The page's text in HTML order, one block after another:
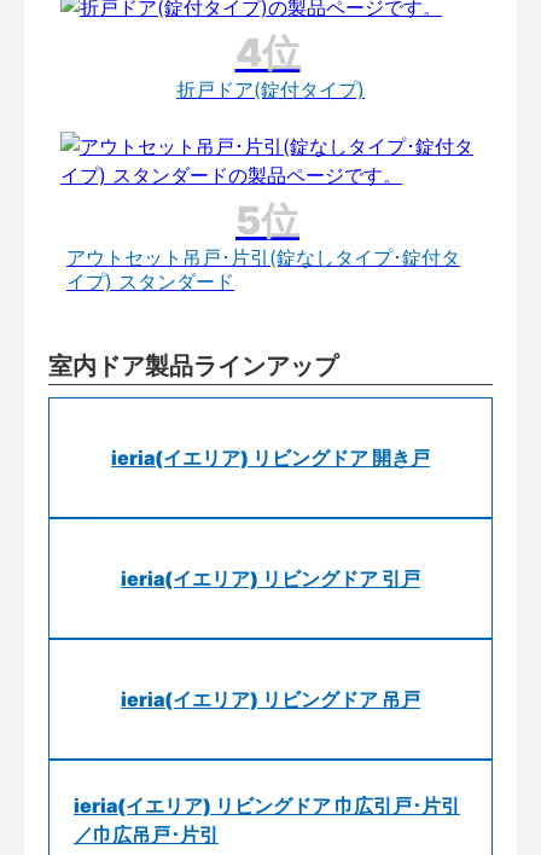
折戸ドア(錠付タイプ)
アウトセット吊戸･片引(錠なしタイプ･錠付タ
イプ) スタンダード
室内ドア製品ラインアップ
ieria(イエリア) リビングドア 開き戸
ieria(イエリア) リビングドア 引戸
ieria(イエリア) リビングドア 吊戸
ieria(イエリア) リビングドア 巾広引戸･片引
／巾広吊戸･片引